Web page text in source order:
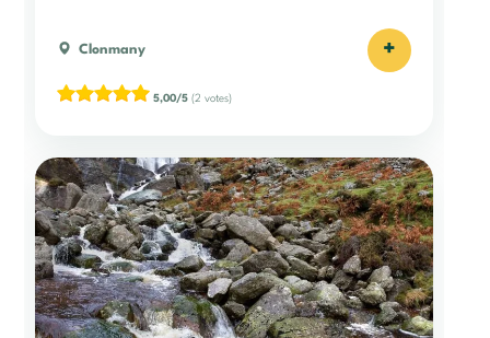
Clonmany +
5,00/5 (2 votes)